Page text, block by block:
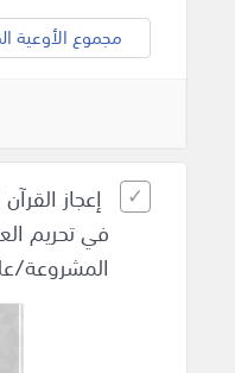
مجموع الأوعية
إعجاز
في تحريم
المشروعة/